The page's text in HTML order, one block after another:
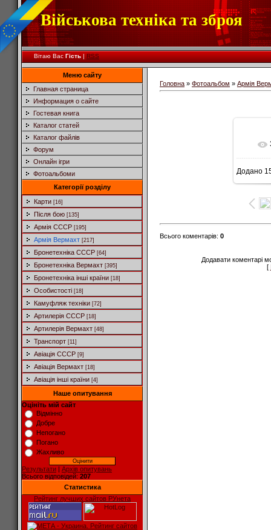
Військова техніка та зброя
Вітаю Вас Гість|RSS
Меню сайту
Главная страница
Информация о сайте
Гостевая книга
Каталог статей
Каталог файлів
Форум
Онлайн ігри
Фотоальбоми
Категорії розділу
Карти [16]
Після бою [135]
Армія СССР [195]
Армія Вермахт [217]
Бронетехніка СССР [64]
Бронетехніка Вермахт [395]
Бронетехніка інші країни [18]
Особистості [18]
Камуфляж техніки [72]
Артилерія СССР [18]
Артилерія Вермахт [48]
Транспорт [11]
Авіація СССР [9]
Авіація Вермахт [18]
Авіація інші країни [4]
Наше опитування
Оцініть мій сайт
Відмінно
Добре
Непогано
Погано
Жахливо
Результати | Архів опитувань
Всього відповідей: 207
Статистика
Рейтинг лучших сайтов РУнета
Головна » Фотоальбом » Армія
Додано
Всього коментарів: 0
Додавати коментарі
[